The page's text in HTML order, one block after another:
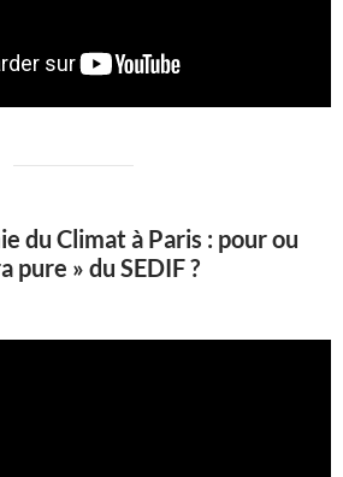
du Climat à Paris : pour ou
pure » du SEDIF ?